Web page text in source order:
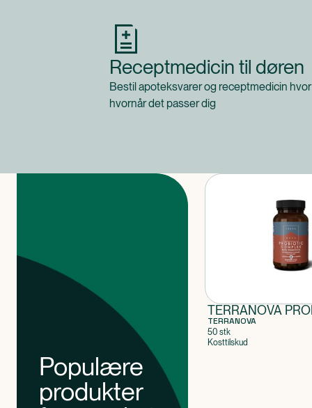
Receptmedicin til døren
Bestil apoteksvarer og receptmedicin
hvornår det passer dig
Populære
produkter
TERRANOVA
TERRANOVA
50 stk
Kosttilskud